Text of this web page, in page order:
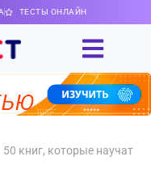
ТЕСТЫ ОНЛАЙН
50 книг, которые научат